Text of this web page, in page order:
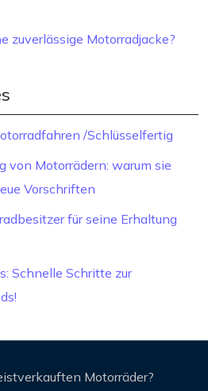
zuverlässige Motorradjacke?
/Schlüsselfertig
von Motorrädern: warum sie
Vorschriften
für seine Erhaltung
Schnelle Schritte zur
Motorräder?